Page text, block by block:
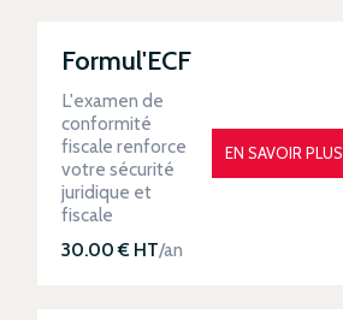
Formul'ECF
L'examen de
conformité
fiscale renforce
votre sécurité
juridique et
fiscale
30.00 € HT/an
EN SAVOIR PLUS